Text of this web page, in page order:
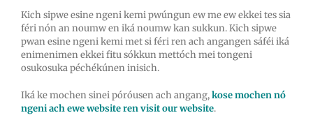
Kich sipwe esine ngeni kemi pwúngun ew me ew ekkei tes sia
féri nón an noumw en iká noumw kan sukkun. Kich sipwe
pwan esine ngeni kemi met si féri ren ach angangen sáféi iká
enimenimen ekkei fitu sókkun mettóch mei tongeni
osukosuka péchékúnen inisich.
Iká ke mochen sinei póróusen ach angang,kose mochen nó
ngeni ach ewe website ren visit our website.